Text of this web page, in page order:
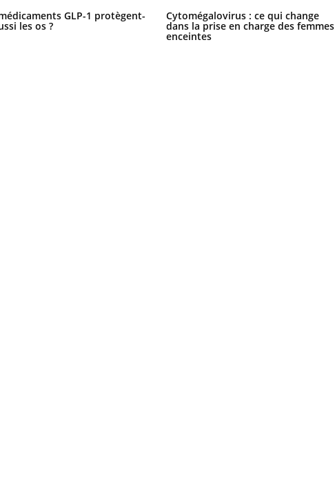
GLP-1 protègent-
les os ?
Cytomégalovirus : ce qui change
dans la prise en charge des femmes
enceintes